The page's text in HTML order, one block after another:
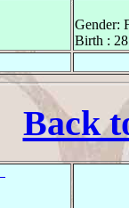
Gender:
Birth :
Back